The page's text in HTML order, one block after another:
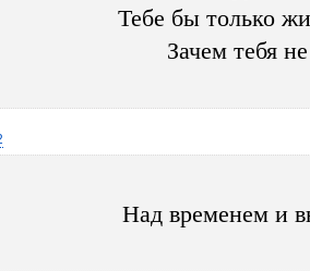
Тебе бы только
Зачем тебя
Над временем и